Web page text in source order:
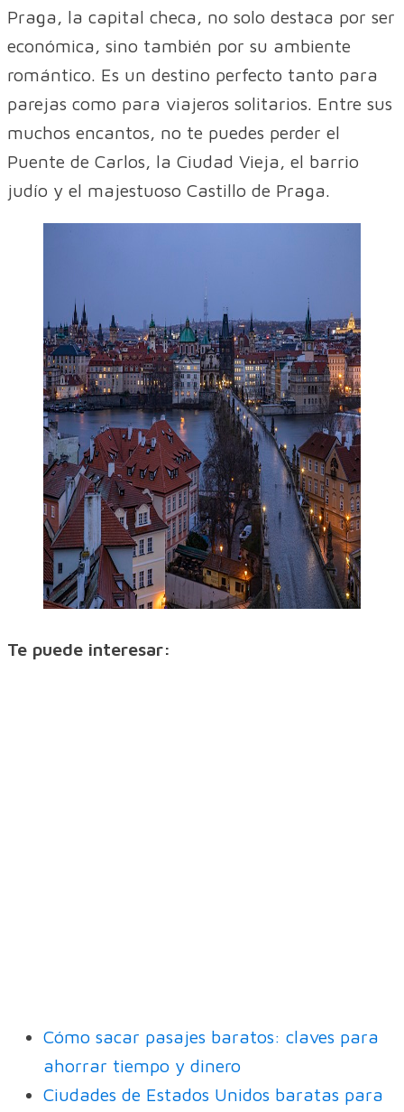
Praga, la capital checa, no solo destaca por ser
económica, sino también por su ambiente
romántico. Es un destino perfecto tanto para
parejas como para viajeros solitarios. Entre sus
muchos encantos, no te puedes perder el
Puente de Carlos, la Ciudad Vieja, el barrio
judío y el majestuoso Castillo de Praga.
Te puede interesar:
Cómo sacar pasajes baratos: claves para
ahorrar tiempo y dinero
Ciudades de Estados Unidos baratas para